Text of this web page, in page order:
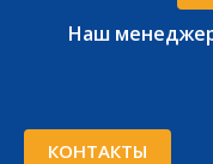
Наш менеджер
КОНТАКТЫ